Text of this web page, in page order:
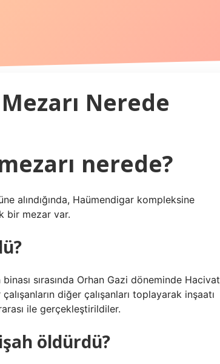
Nerede
nerede?
alındığında, Haümendigar kompleksine
bir mezar var.
sırasında Orhan Gazi döneminde Hacivat
diğer çalışanları toplayarak inşaatı
ile gerçekleştirildiler.
öldürdü?